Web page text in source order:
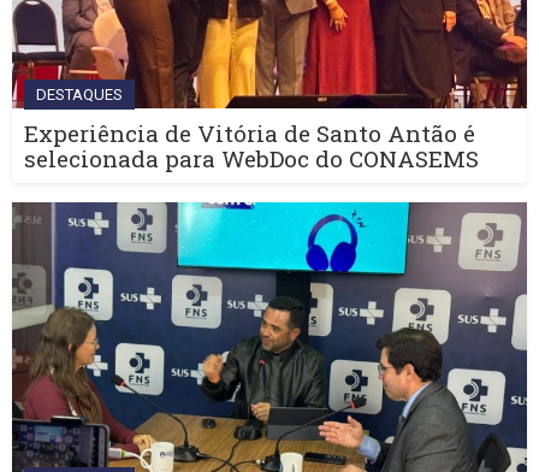
DESTAQUES
Experiência de Vitória de Santo Antão é
selecionada para WebDoc do CONASEMS